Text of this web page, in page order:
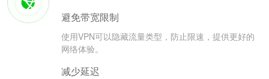
避免带宽限制
使用VPN可以隐藏流量类型，防止限速，提供更好的
网络体验。
减少延迟